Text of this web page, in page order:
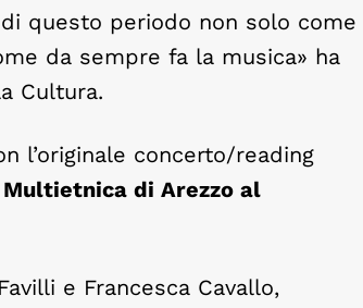
questo periodo non solo come
da sempre fa la musica» ha
Cultura.
l’originale concerto/reading
di Arezzo al
e Francesca Cavallo,